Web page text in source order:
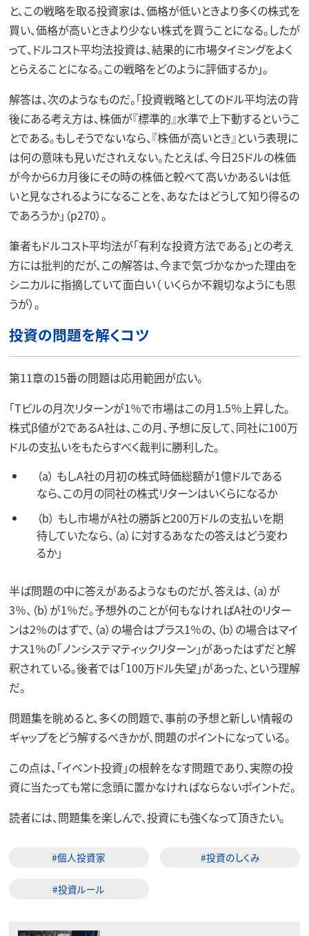
と、この戦略を取る投資家は、価格が低いときより多くの株式を
買い、価格が高いときより少ない株式を買うことになる。したが
って、ドルコスト平均法投資は、結果的に市場タイミングをよく
とらえることになる。この戦略をどのように評価するか」。
解答は、次のようなものだ。「投資戦略としてのドル平均法の背
後にある考え方は、株価が『標準的』水準で上下動するというこ
とである。もしそうでないなら、『株価が高いとき』という表現に
は何の意味も見いだされえない。たとえば、今日25ドルの株価
が今から6カ月後にその時の株価と較べて高いかあるいは低
いと見なされるようになることを、あなたはどうして知り得るの
であろうか」（p270）。
筆者もドルコスト平均法が「有利な投資方法である」との考え
方には批判的だが、この解答は、今まで気づかなかった理由を
シニカルに指摘していて面白い（ いくらか不親切なようにも思
うが）。
投資の問題を解くコツ
第11章の15番の問題は応用範囲が広い。
「Tビルの月次リターンが1％で市場はこの月1.5％上昇した。
株式β値が2であるA社は、この月、予想に反して、同社に100万
ドルの支払いをもたらすべく裁判に勝利した。
（a） もしA社の月初の株式時価総額が1億ドルである
なら、この月の同社の株式リターンはいくらになるか
（b） もし市場がA社の勝訴と200万ドルの支払いを期
待していたなら、（a）に対するあなたの答えはどう変わ
るか」
半ば問題の中に答えがあるようなものだが、答えは、（a）が
3％、（b）が1％だ。予想外のことが何もなければA社のリター
ンは2％のはずで、（a）の場合はプラス1％の、（b）の場合はマイ
ナス1％の「ノンシステマティックリターン」があったはずだと解
釈されている。後者では「100万ドル失望」があった、という理解
だ。
問題集を眺めると、多くの問題で、事前の予想と新しい情報の
ギャップをどう解するべきかが、問題のポイントになっている。
この点は、「イベント投資」の根幹をなす問題であり、実際の投
資に当たっても常に念頭に置かなければならないポイントだ。
読者には、問題集を楽しんで、投資にも強くなって頂きたい。
#個人投資家 #投資のしくみ
#投資ルール